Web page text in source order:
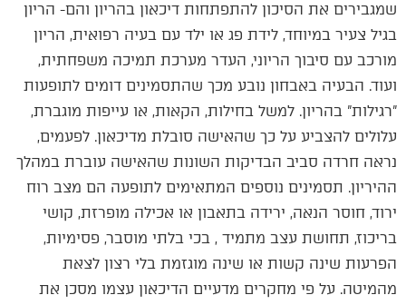
שמגבירים את הסיכון להתפתחות דיכאון בהריון והם- הריון
בגיל צעיר במיוחד, לידת פג או ילד עם בעיה רפואית, הריון
מורכב עם סיבוך הריוני, העדר מערכת תמיכה משפחתית,
ועוד. הבעיה באבחון נובע מכך שהתסמינים דומים לתופעות
"רגילות" בהריון. למשל בחילות, הקאות, או עייפות מוגברת,
עלולים להצביע על כך שהאישה סובלת מדיכאון. לפעמים,
נראה חרדה סביב הבדיקות השונות שהאישה עוברת במהלך
ההיריון. תסמינים נוספים המתאימים לתופעה הם מצב רוח
ירוד, חוסר הנאה, ירידה בתאבון או אכילה מופרזת, קושי
בריכוז, תחושת עצב מתמיד , בכי בלתי מוסבר, פסימיות,
הפרעות שינה קשות או שינה מוגזמת בלי רצון לצאת
מהמיטה. על פי מחקרים מדעיים הדיכאון עצמו מסכן את